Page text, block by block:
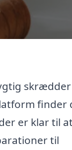
finder
er klar til at
til